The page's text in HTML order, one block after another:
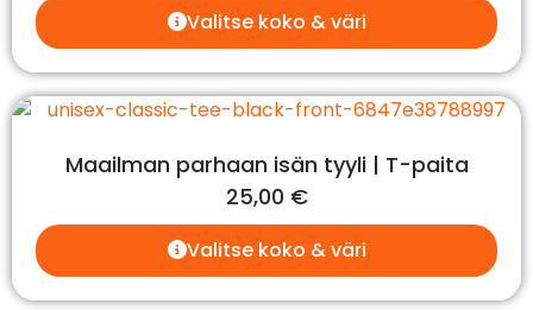
Valitse koko & väri
Maailman parhaan isän tyyli | T-paita
25,00 €
Valitse koko & väri